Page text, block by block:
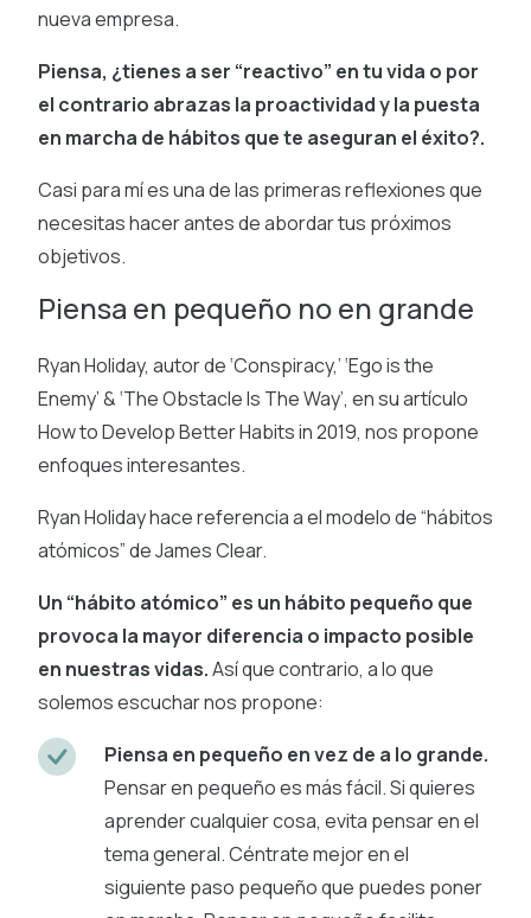
nueva empresa.
Piensa, ¿tienes a ser “reactivo” en tu vida o por
el contrario abrazas la proactividad y la puesta
en marcha de hábitos que te aseguran el éxito?.
Casi para mí es una de las primeras reflexiones que
necesitas hacer antes de abordar tus próximos
objetivos.
Piensa en pequeño no en grande
Ryan Holiday, autor de ‘Conspiracy,’ ‘Ego is the
Enemy’ & ‘The Obstacle Is The Way’, en su artículo
How to Develop Better Habits in 2019, nos propone
enfoques interesantes.
Ryan Holiday hace referencia a el modelo de “hábitos
atómicos” de James Clear.
Un “hábito atómico” es un hábito pequeño que
provoca la mayor diferencia o impacto posible
en nuestras vidas.Así que contrario, a lo que
solemos escuchar nos propone:
Piensa en pequeño en vez de a lo grande.
Pensar en pequeño es más fácil. Si quieres
aprender cualquier cosa, evita pensar en el
tema general. Céntrate mejor en el
siguiente paso pequeño que puedes poner